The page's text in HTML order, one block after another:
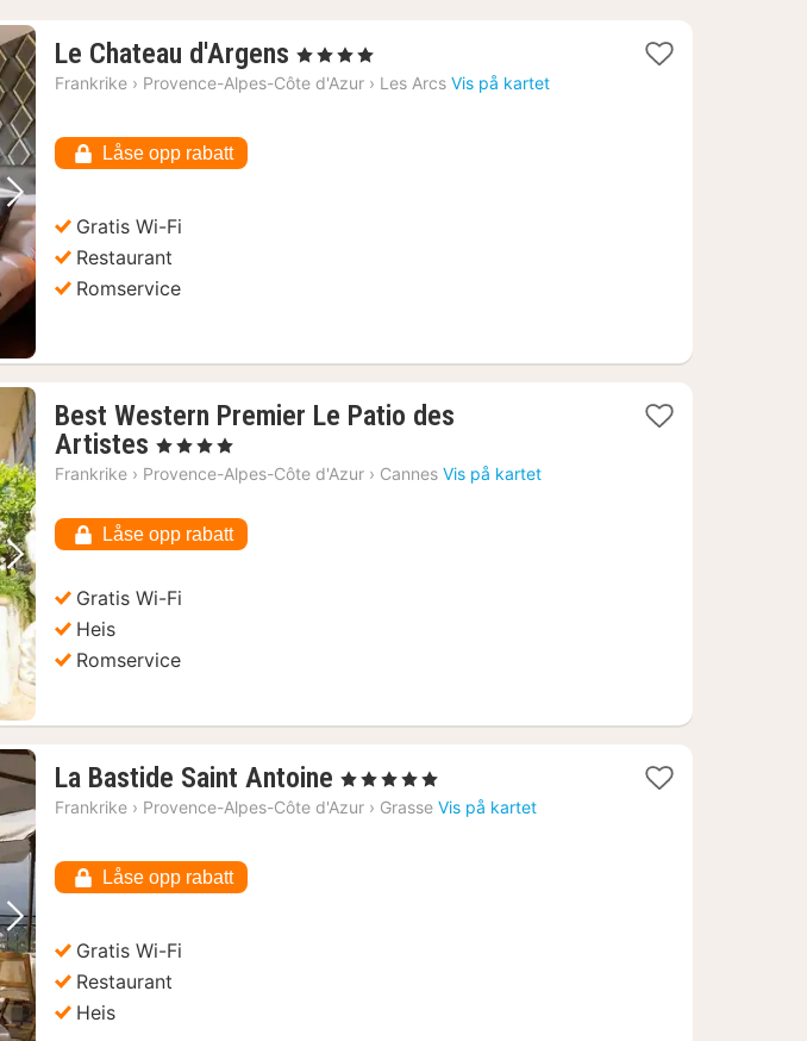
Neste bilde
Le Chateau d'Argens 1
natt
, 4 Stjerner
Frankrike › Provence-Alpes-Côte d'Azur › Les Arcs Vis på kartet
Låse opp rabatt
Gratis Wi-Fi
Restaurant
Romservice
Neste bilde
Best Western Premier Le Patio des
Artistes 1
natt
4684
kr.
, 4 Stjerner
Frankrike › Provence-Alpes-Côte d'Azur › Cannes Vis på kartet
Låse opp rabatt
Gratis Wi-Fi
Heis
Romservice
Neste bilde
La Bastide Saint Antoine 1
natt
, 5 Stjerner
Frankrike › Provence-Alpes-Côte d'Azur › Grasse Vis på kartet
Låse opp rabatt
Gratis Wi-Fi
Restaurant
Heis